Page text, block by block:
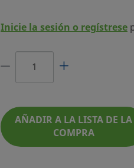
Inicie la sesión o regístrese
AÑADIR A LA LISTA DE LA
COMPRA